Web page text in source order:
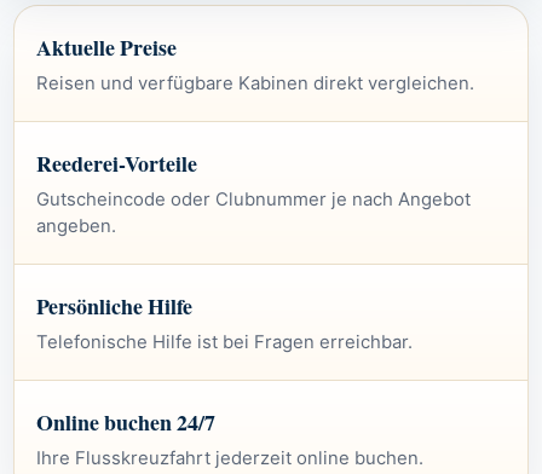
Aktuelle Preise
Reisen und verfügbare Kabinen direkt vergleichen.
Reederei-Vorteile
Gutscheincode oder Clubnummer je nach Angebot
angeben.
Persönliche Hilfe
Telefonische Hilfe ist bei Fragen erreichbar.
Online buchen 24/7
Ihre Flusskreuzfahrt jederzeit online buchen.